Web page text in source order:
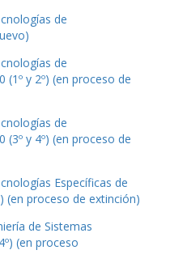
de
de
(1º y 2º) (en proceso de
de
(3º y 4º) (en proceso de
Específicas de
(en proceso de extinción)
de Sistemas
(en proceso